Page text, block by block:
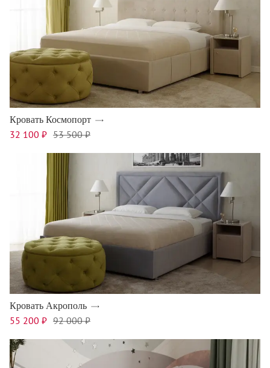
Кровать Космопорт
32 100 ₽ 53 500 ₽
Кровать Акрополь
55 200 ₽ 92 000 ₽